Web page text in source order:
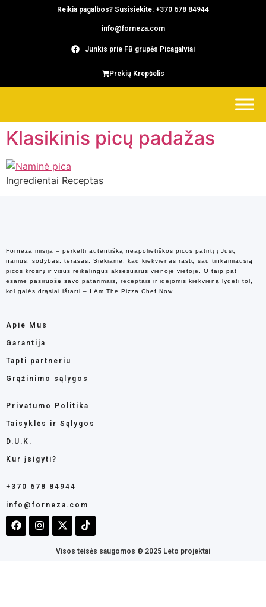
Reikia pagalbos? Susisiekite: +370 678 84944
info@forneza.com
Junkis prie FB grupės Picagalviai
Prekių Krepšelis
Klasikinis picų padažas
Ingredientai Receptas
Forneza misija – perkelti autentišką neapolietiškos picos patirtį į Jūsų
namus, sodybas, terasas. Siekiame, kad kiekvienas rastų sau tinkamiausią
picos krosnį ir visus reikalingus aksesuarus vienoje vietoje. O taip pat
esame pasiruošę savo patarimais, receptais ir idėjomis kiekvieną lydėti tol,
kol galės drąsiai ištarti – I Am The Pizza Chef Now.
Apie Mus
Garantija
Tapti partneriu
Grąžinimo sąlygos
Privatumo Politika
Taisyklės ir Sąlygos
D.U.K.
Kur įsigyti?
+370 678 84944
info@forneza.com
Visos teisės saugomos © 2025 Leto projektai